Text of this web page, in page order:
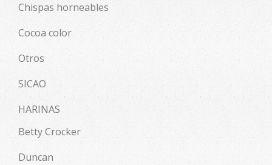
Chispas horneables
Cocoa color
Otros
SICAO
HARINAS
Betty Crocker
Duncan